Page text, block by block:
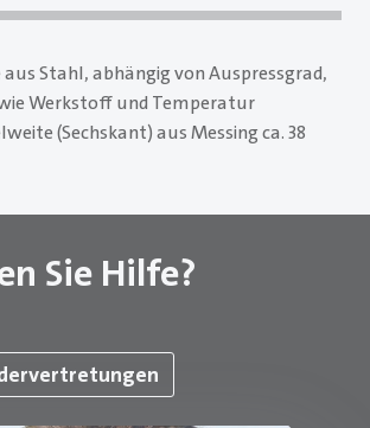
aus Stahl, abhängig von Auspressgrad,
Werkstoff und Temperatur
(Sechskant) aus Messing ca. 38
Sie Hilfe?